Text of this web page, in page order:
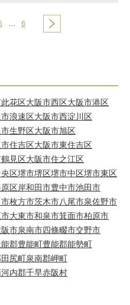
… 6
花区大阪市西区大阪市港区
浪速区大阪市西淀川区
生野区大阪市旭区
住吉区大阪市東住吉区
見区大阪市住之江区
区堺市堺区堺市中区堺市東区
区岸和田市豊中市池田市
枚方市茨木市八尾市泉佐野市
大東市和泉市箕面市柏原市
市泉南市四條畷市交野市
能郡豊能町豊能郡能勢町
尻町泉南郡岬町
内郡千早赤阪村